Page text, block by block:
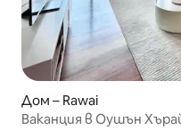
Дом – Rawai
Ваканция в Оушън